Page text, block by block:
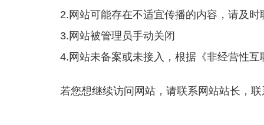
2.网站可能存在不适宜传播的内容，请及时
3.网站被管理员手动关闭
4.网站未备案或未接入，根据《非经营性
若您想继续访问网站，请联系网站站长，